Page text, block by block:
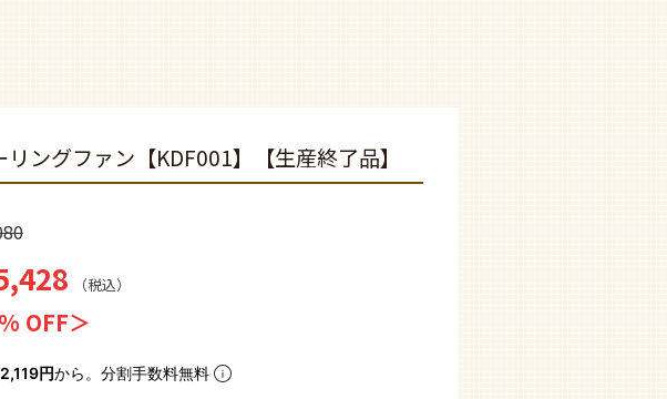
ングファン【KDF001】【生産終了品】
税込
OFF
円から。分割手数料無料